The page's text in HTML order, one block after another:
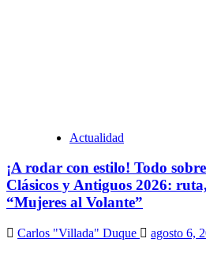
Actualidad
¡A rodar con estilo! Todo
Clásicos y Antiguos 2026:
“Mujeres al Volante”
Carlos "Villada" Duque agosto 6,